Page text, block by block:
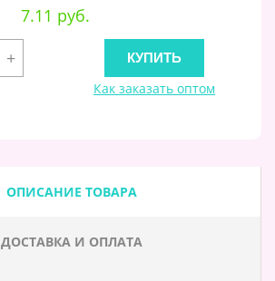
7.11 руб.
+
Как заказать оптом
ОПИСАНИЕ ТОВАРА
ДОСТАВКА И ОПЛАТА